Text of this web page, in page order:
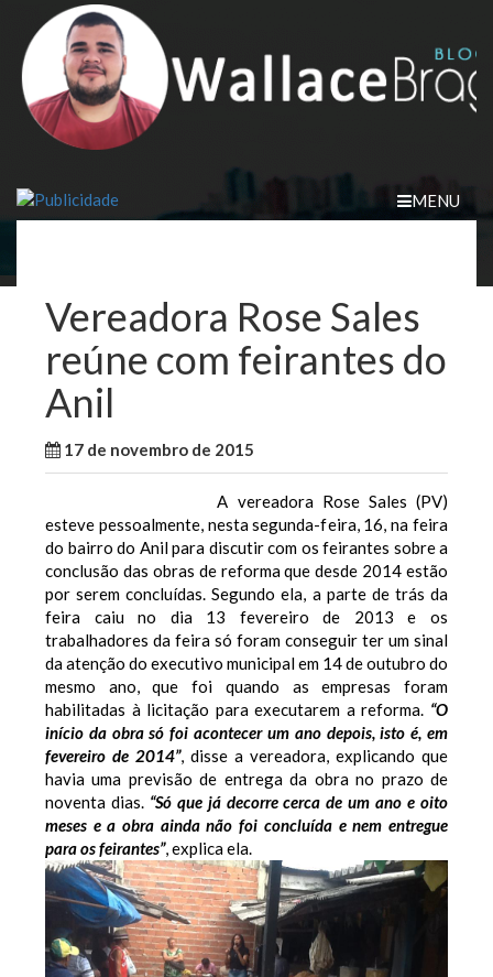
content
MENU
Vereadora Rose Sales
reúne com feirantes do
Anil
17 de novembro de 2015
A vereadora Rose Sales (PV)
esteve pessoalmente, nesta segunda-feira, 16, na feira
do bairro do Anil para discutir com os feirantes sobre a
conclusão das obras de reforma que desde 2014 estão
por serem concluídas. Segundo ela, a parte de trás da
feira caiu no dia 13 fevereiro de 2013 e os
trabalhadores da feira só foram conseguir ter um sinal
da atenção do executivo municipal em 14 de outubro do
mesmo ano, que foi quando as empresas foram
habilitadas à licitação para executarem a reforma. “O
início da obra só foi acontecer um ano depois, isto é, em
fevereiro de 2014”, disse a vereadora, explicando que
havia uma previsão de entrega da obra no prazo de
noventa dias. “Só que já decorre cerca de um ano e oito
meses e a obra ainda não foi concluída e nem entregue
para os feirantes”, explica ela.